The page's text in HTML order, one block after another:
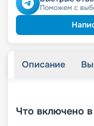
Поможем с
Описание
Что включено